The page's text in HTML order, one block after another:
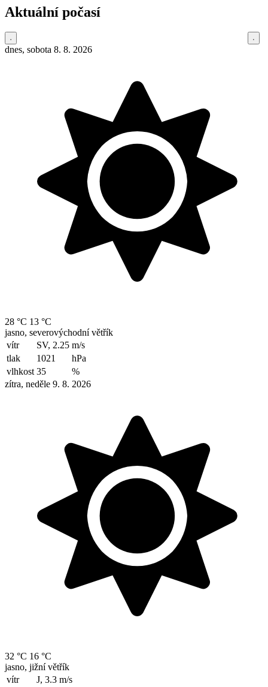
Aktuální počasí
dnes, sobota 8. 8. 2026
28 °C 13 °C
jasno, severovýchodní větřík
vítr
SV, 2.25 m/s
tlak
1021
hPa
vlhkost 35
%
zítra, neděle 9. 8. 2026
32 °C 16 °C
jasno, jižní větřík
vítr
J, 3.3 m/s